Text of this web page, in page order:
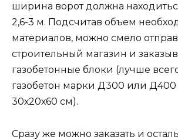
ширина ворот должна
2,6-3 м. Подсчитав объем
материалов, можно смело
строительный магазин и
газобетонные блоки (лучше
газобетон марки Д300 или
30х20х60 см).
Сразу же можно заказать и